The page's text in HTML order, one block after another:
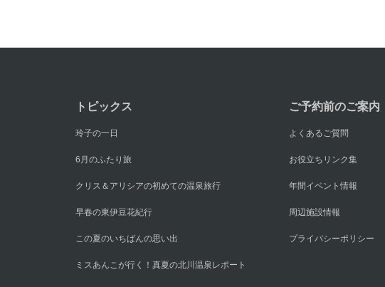
トピックス
玲子の一日
6月のふたり旅
クリス＆アリシアの初めての温泉旅行
早春の東伊豆花紀行
この夏のいちばんの思い出
ミスあんこが行く！真夏の北川温泉レポート
ご予約前のご案内
よくあるご質問
お役立ちリンク集
年間イベント情報
周辺施設情報
プライバシーポリシー